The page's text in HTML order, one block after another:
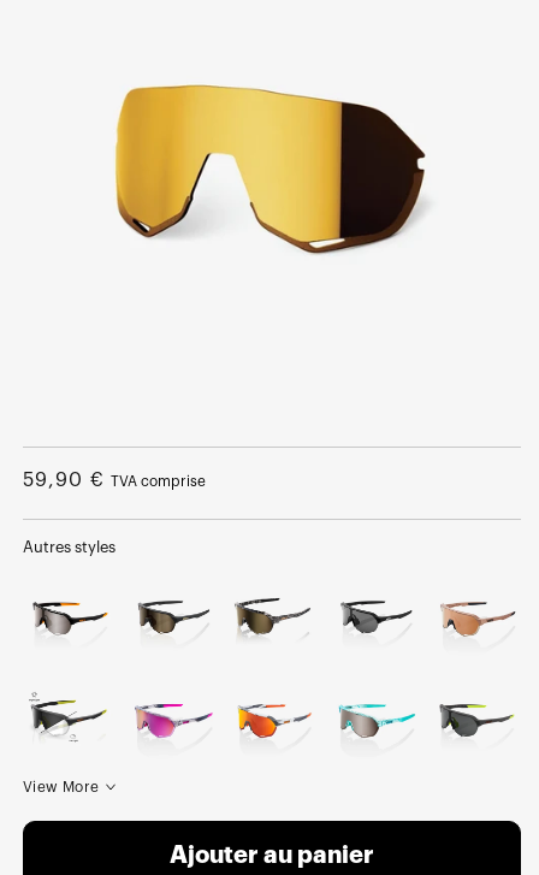
le
média
1
une
fenêtre
modale
Prix
59,90 € TVA comprise
Autres styles
View More
Ajouter au panier